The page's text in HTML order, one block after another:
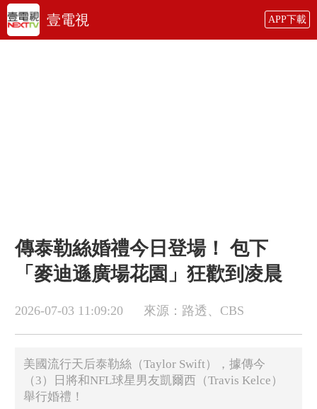
壹電視 APP下載
傳泰勒絲婚禮今日登場！ 包下
「麥迪遜廣場花園」狂歡到凌晨
2026-07-03 11:09:20 來源：路透、CBS
美國流行天后泰勒絲（Taylor Swift），據傳今
（3）日將和NFL球星男友凱爾西（Travis Kelce）
舉行婚禮！